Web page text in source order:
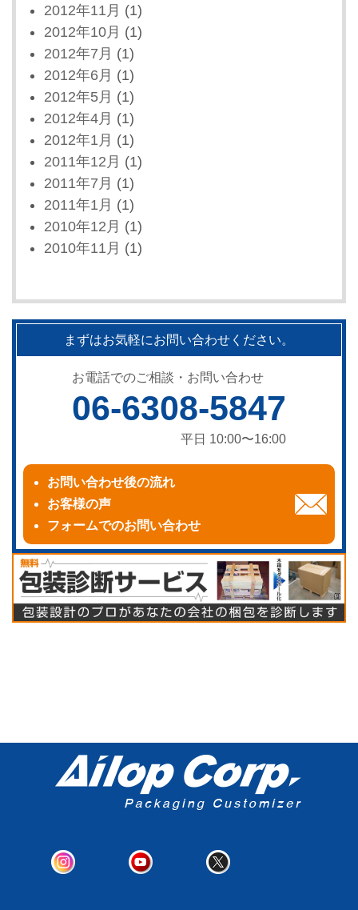
2012年11月 (1)
2012年10月 (1)
2012年7月 (1)
2012年6月 (1)
2012年5月 (1)
2012年4月 (1)
2012年1月 (1)
2011年12月 (1)
2011年7月 (1)
2011年1月 (1)
2010年12月 (1)
2010年11月 (1)
まずはお気軽にお問い合わせください。
お電話でのご相談・お問い合わせ
06-6308-5847
平日 10:00〜16:00
お問い合わせ後の流れ
お客様の声
フォームでのお問い合わせ